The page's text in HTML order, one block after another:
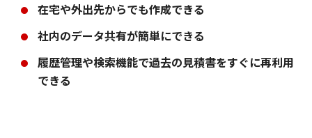
在宅や外出先からでも作成できる
社内のデータ共有が簡単にできる
履歴管理や検索機能で過去の見積書をすぐに再利用
できる